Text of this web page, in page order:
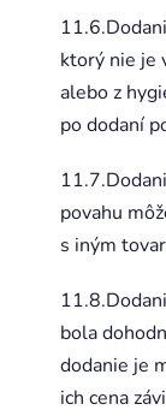
ktorý nie je
alebo z
po dodaní
povahu
s iným
bola
dodanie je
ich cena